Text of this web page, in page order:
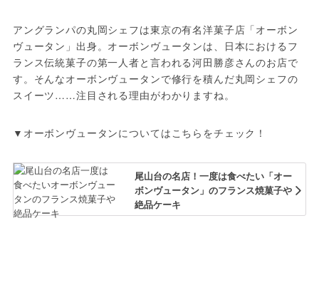
アングランパの丸岡シェフは東京の有名洋菓子店「オーボン
ヴュータン」出身。オーボンヴュータンは、日本におけるフ
ランス伝統菓子の第一人者と言われる河田勝彦さんのお店で
す。そんなオーボンヴュータンで修行を積んだ丸岡シェフの
スイーツ……注目される理由がわかりますね。
▼オーボンヴュータンについてはこちらをチェック！
尾山台の名店！一度は食べたい「オー
ボンヴュータン」のフランス焼菓子や
絶品ケーキ